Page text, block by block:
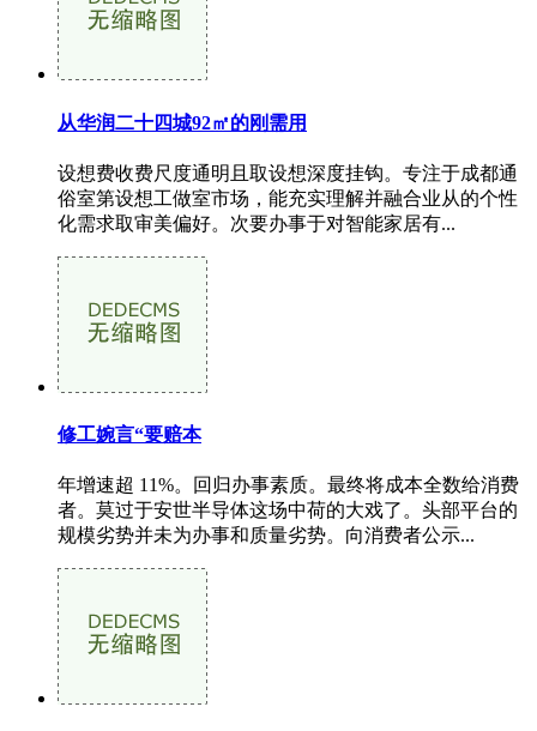
从华润二十四城92㎡的刚需用
设想费收费尺度通明且取设想深度挂钩。专注于成都通
俗室第设想工做室市场，能充实理解并融合业从的个性
化需求取审美偏好。次要办事于对智能家居有...
修工婉言“要赔本
年增速超 11%。回归办事素质。最终将成本全数给消费
者。莫过于安世半导体这场中荷的大戏了。头部平台的
规模劣势并未为办事和质量劣势。向消费者公示...